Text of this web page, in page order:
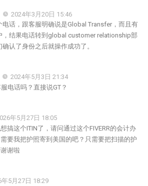
2024年3月20日 15:46
电话，跟客服明确说是Global Transfer，而且有
，结果电话转到global customer relationship部
确认了身份之后就操作成功了。
2024年5月3日 21:34
电话吗？直接说GT？
年5月27日 18:05
搞这个ITIN了，请问通过这个FIVERR的会计办
要我把护照寄到美国的吧？只需要把扫描的护
谢啦
年5月27日 18:29